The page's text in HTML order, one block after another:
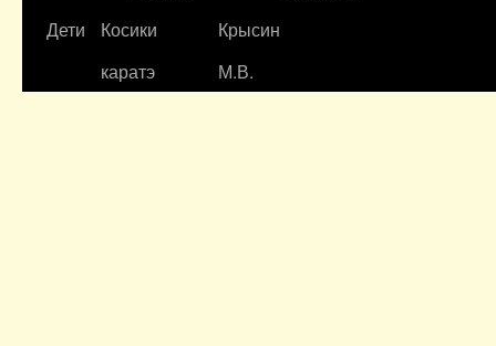
Дети
Косики
каратэ
Крысин
М.В.